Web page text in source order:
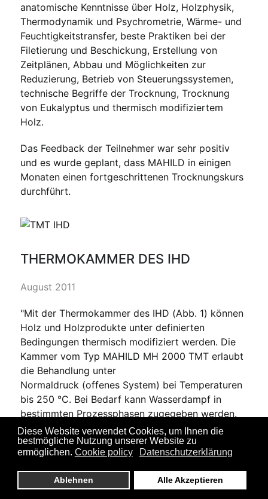
Diese Website verwendet Cookies, um Ihnen die
bestmögliche Nutzung unserer Website zu
ermöglichen. Cookie policy Datenschutzerklärung
Ablehnen Alle Akzeptieren
anatomische Kenntnisse über Holz, Holzphysik,
Thermodynamik und Psychrometrie, Wärme- und
Feuchtigkeitstransfer, beste Praktiken bei der
Filetierung und Beschickung, Erstellung von
Zeitplänen, Abbau und Möglichkeiten zur
Reduzierung, Betrieb von Steuerungssystemen,
technische Begriffe der Trocknung, Trocknung
von Eukalyptus und thermisch modifiziertem
Holz.
Das Feedback der Teilnehmer war sehr positiv
und es wurde geplant, dass MAHILD in einigen
Monaten einen fortgeschrittenen Trocknungskurs
durchführt.
THERMOKAMMER DES IHD
August 2011
"Mit der Thermokammer des IHD (Abb. 1) können
Holz und Holzprodukte unter definierten
Bedingungen thermisch modifiziert werden. Die
Kammer vom Typ MAHILD MH 2000 TMT erlaubt
die Behandlung unter
Normaldruck (offenes System) bei Temperaturen
bis 250 °C. Bei Bedarf kann Wasserdampf in
bestimmten Prozessphasen zugegeben werden.
Es können Stapel bis 1.200 mm Länge behandelt
werden; das nutzbare Volumen beträgt ca. 0,5 m³.
Der Stapelquerschnitt beträgt optimal 650x650
mm² bzw. maximal 900 mm Breite und 800 mm
Höhe. Die Kammer kann auch als normaler